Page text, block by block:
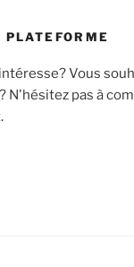
Vous
N'hésitez pas à